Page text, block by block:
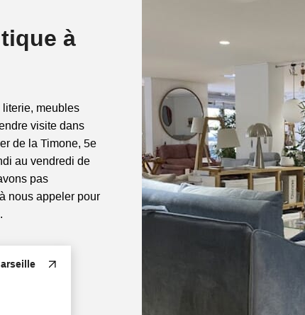
à
meubles
visite dans
de la Timone, 5e
au vendredi de
pas
nous appeler pour